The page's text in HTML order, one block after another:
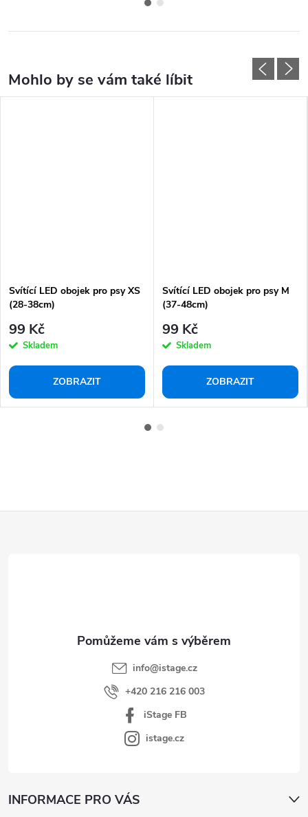
Svítící LED obojek pro psy XS
(28-38cm)
99 Kč
Skladem
ZOBRAZIT
Svítící LED obojek pro psy M
(37-48cm)
99 Kč
Skladem
ZOBRAZIT
info@istage.cz
+420 216 216 003
iStage FB
istage.cz
INFORMACE PRO VÁS